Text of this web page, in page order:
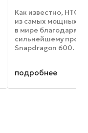
Как известно, HTC
из самых мощных
в мире благодаря
сильнейшему
Snapdragon 600.
дремлют – так, по
подробнее